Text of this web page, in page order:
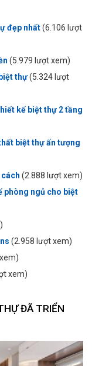
đẹp nhất(6.106 lượt
(5.979 lượt xem)
thự(5.324 lượt
kế biệt thự 2 tầng
biệt thự ấn tượng
(2.888 lượt xem)
phòng ngủ cho biệt
(2.958 lượt xem)
xem)
ĐÃ TRIỂN